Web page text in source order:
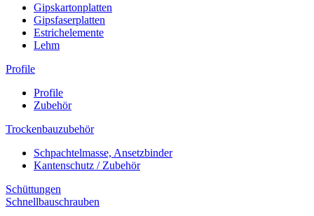
Gipskartonplatten
Gipsfaserplatten
Estrichelemente
Lehm
Profile
Profile
Zubehör
Trockenbauzubehör
Schpachtelmasse, Ansetzbinder
Kantenschutz / Zubehör
Schüttungen
Schnellbauschrauben